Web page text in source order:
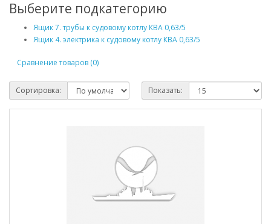
Выберите подкатегорию
Ящик 7. трубы к судовому котлу КВА 0,63/5
Ящик 4. электрика к судовому котлу КВА 0,63/5
Сравнение товаров (0)
Сортировка: Показать: